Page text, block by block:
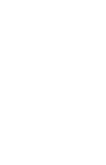
de ayer,
más,